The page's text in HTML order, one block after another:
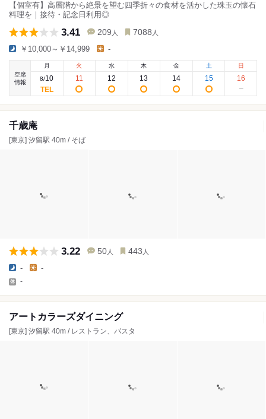
【個室有】高層階から絶景を望む四季折々の食材を活かした珠玉の懐石
料理を｜接待・記念日利用◎
3.41 209 人 7088 人
￥10,000～￥14,999 -
空席
情報
月
8/10
火
11
水
12
木
13
金
14
土
15
日
16
千歳庵
[東京] 汐留駅 40m / そば
3.22 50 人 443 人
- -
-
アートカラーズダイニング
[東京] 汐留駅 40m / レストラン、パスタ